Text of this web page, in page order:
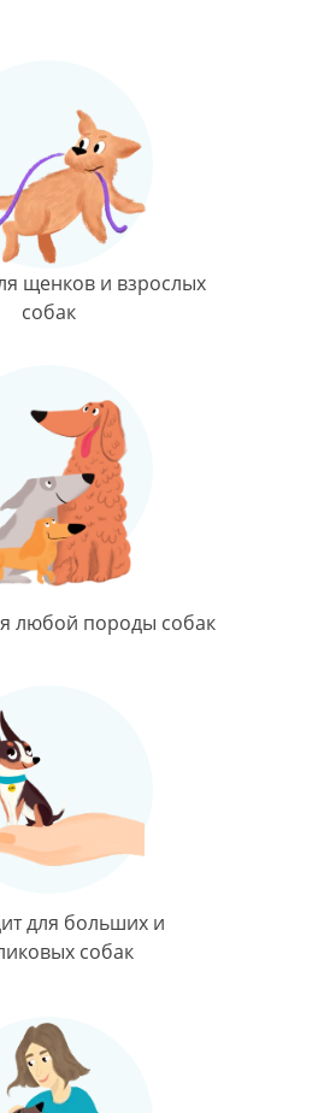
щенков и взрослых
собак
для больших и
собак
любой породы собак